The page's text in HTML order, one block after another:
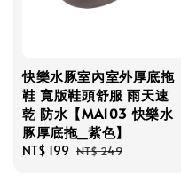
快樂水豚室內室外厚底拖
鞋 寬版鞋頭舒服 雨天速
乾 防水【MA103 快樂水
豚厚底拖_紫色】
Sale
NT$ 199 Regular
NT$ 249